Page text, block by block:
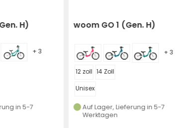
H)
+ 3
in 5-7
woom GO 1 (Gen. H)
+ 3
12 zoll 14 Zoll
Unisex
Auf Lager, Lieferung in 5-7
Werktagen